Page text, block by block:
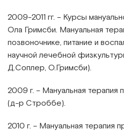
2009-2011 гг. – Курсы
Ола Гримсби. Мануальная
позвоночнике, питание и
научной лечебной
Д.Соплер, О.Гримсби).
2009 г. – Мануальная
(д-р Строббе).
2010 г. – Мануальная терапия